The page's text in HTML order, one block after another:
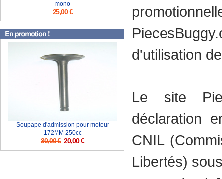
mono
25,00 €
Soupape d'admission pour moteur
172MM 250cc
30,00 € 20,00 €
d'utilisation
Le site
déclaration
CNIL
Libertés)